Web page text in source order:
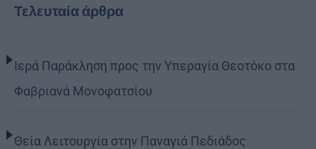
Τελευταία άρθρα
Ιερά Παράκληση προς την Υπεραγία Θεοτόκο στα
Φαβριανά Μονοφατσίου
Θεία Λειτουργία στην Παναγιά Πεδιάδος